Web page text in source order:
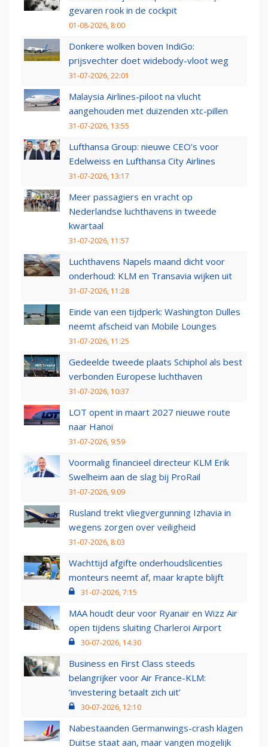
gevaren rook in de cockpit
01-08-2026, 8:00
Donkere wolken boven IndiGo:
prijsvechter doet widebody-vloot weg
31-07-2026, 22:01
Malaysia Airlines-piloot na vlucht
aangehouden met duizenden xtc-pillen
31-07-2026, 13:55
Lufthansa Group: nieuwe CEO’s voor
Edelweiss en Lufthansa City Airlines
31-07-2026, 13:17
Meer passagiers en vracht op
Nederlandse luchthavens in tweede
kwartaal
31-07-2026, 11:57
Luchthavens Napels maand dicht voor
onderhoud: KLM en Transavia wijken uit
31-07-2026, 11:28
Einde van een tijdperk: Washington Dulles
neemt afscheid van Mobile Lounges
31-07-2026, 11:25
Gedeelde tweede plaats Schiphol als best
verbonden Europese luchthaven
31-07-2026, 10:37
LOT opent in maart 2027 nieuwe route
naar Hanoi
31-07-2026, 9:59
Voormalig financieel directeur KLM Erik
Swelheim aan de slag bij ProRail
31-07-2026, 9:09
Rusland trekt vliegvergunning Izhavia in
wegens zorgen over veiligheid
31-07-2026, 8:03
Wachttijd afgifte onderhoudslicenties
monteurs neemt af, maar krapte blijft
31-07-2026, 7:15
MAA houdt deur voor Ryanair en Wizz Air
open tijdens sluiting Charleroi Airport
30-07-2026, 14:30
Business en First Class steeds
belangrijker voor Air France-KLM:
‘investering betaalt zich uit’
30-07-2026, 12:10
Nabestaanden Germanwings-crash klagen
Duitse staat aan, maar vangen mogelijk